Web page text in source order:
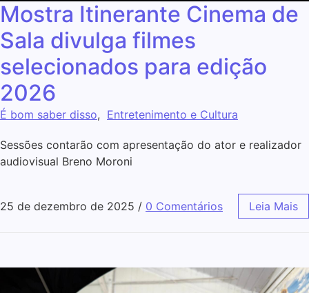
Mostra Itinerante Cinema de
Sala divulga filmes
selecionados para edição
2026
É bom saber disso, Entretenimento e Cultura
Sessões contarão com apresentação do ator e realizador
audiovisual Breno Moroni
25 de dezembro de 2025 / 0 Comentários Leia Mais